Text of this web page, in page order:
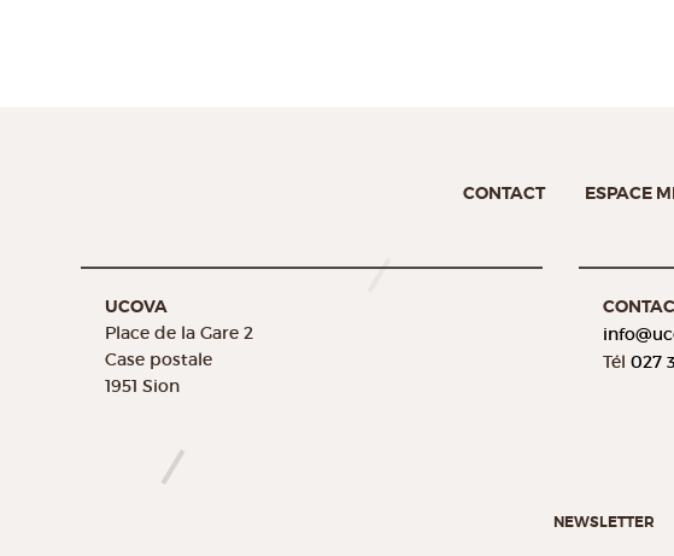
CONTACT ESPACE
UCOVA
Place de la Gare 2
Case postale
1951 Sion
info@
Tél027
NEWSLETTER